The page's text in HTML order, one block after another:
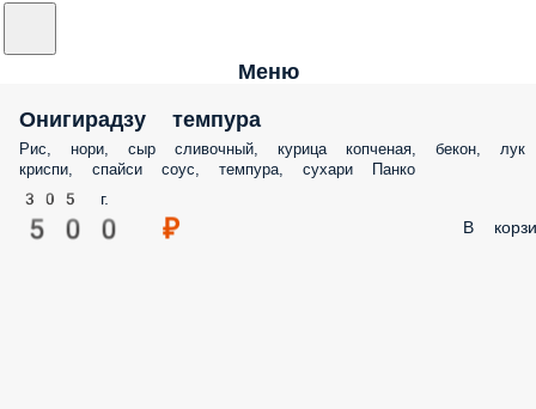
Меню
Онигирадзу темпура
Рис, нори, сыр сливочный, курица копченая, бекон, лук
криспи, спайси соус, темпура, сухари Панко
305 г.
500 ₽ В